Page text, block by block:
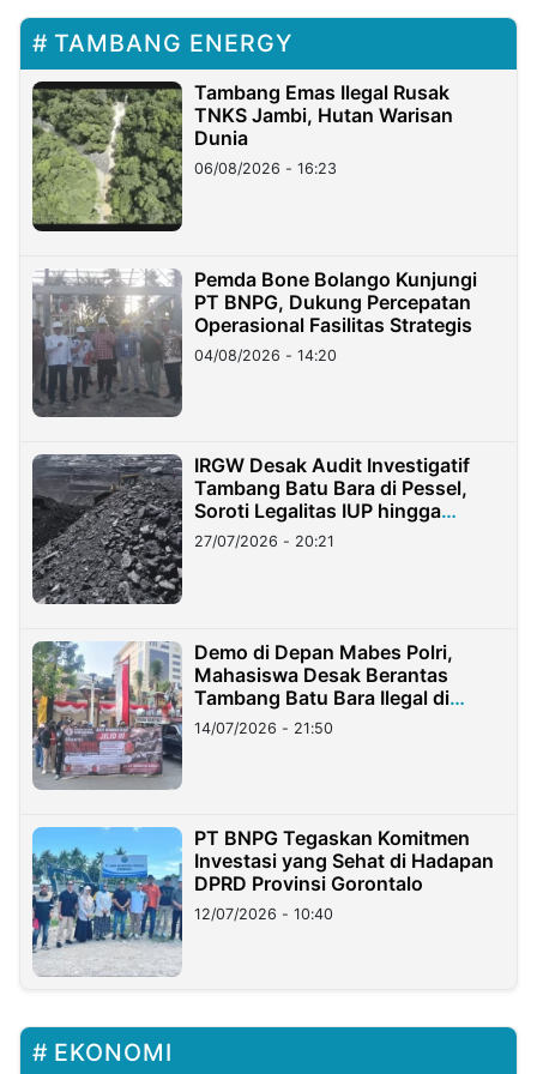
TAMBANG ENERGY
Tambang Emas Ilegal Rusak
TNKS Jambi, Hutan Warisan
Dunia
06/08/2026 - 16:23
Pemda Bone Bolango Kunjungi
PT BNPG, Dukung Percepatan
Operasional Fasilitas Strategis
04/08/2026 - 14:20
IRGW Desak Audit Investigatif
Tambang Batu Bara di Pessel,
Soroti Legalitas IUP hingga
Stockpile
27/07/2026 - 20:21
Demo di Depan Mabes Polri,
Mahasiswa Desak Berantas
Tambang Batu Bara Ilegal di
Lampung
14/07/2026 - 21:50
PT BNPG Tegaskan Komitmen
Investasi yang Sehat di Hadapan
DPRD Provinsi Gorontalo
12/07/2026 - 10:40
EKONOMI